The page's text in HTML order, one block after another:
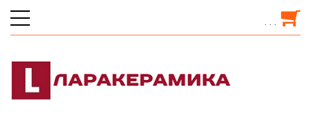
. . .